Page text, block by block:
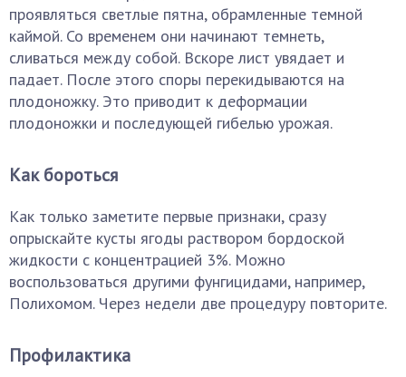
проявляться светлые пятна, обрамленные темной
каймой. Со временем они начинают темнеть,
сливаться между собой. Вскоре лист увядает и
падает. После этого споры перекидываются на
плодоножку. Это приводит к деформации
плодоножки и последующей гибелью урожая.
Как бороться
Как только заметите первые признаки, сразу
опрыскайте кусты ягоды раствором бордоской
жидкости с концентрацией 3%. Можно
воспользоваться другими фунгицидами, например,
Полихомом. Через недели две процедуру повторите.
Профилактика